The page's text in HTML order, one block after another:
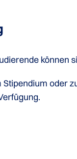
können
Stipendium oder